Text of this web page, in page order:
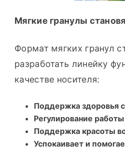
Мягкие гранулы
Формат мягких гранул
разработать линейку
качестве носителя:
Поддержка здоровья
Регулирование
Поддержка красоты
Успокаивает и